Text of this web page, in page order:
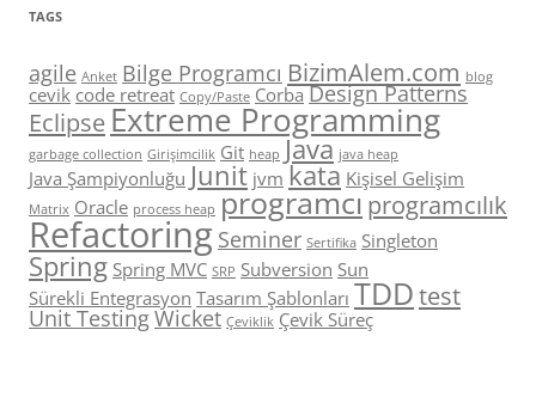
TAGS
agile Anket Bilge Programcı BizimAlem.com blog
cevik code retreat Copy/Paste Corba Design Patterns
Eclipse Extreme Programming
garbage collection Girişimcilik Git heap Java java heap
Java Şampiyonluğu Junit jvm kata Kişisel Gelişim
Matrix Oracle process heap programcı programcılık
Refactoring Seminer Sertifika Singleton
Spring Spring MVC SRP Subversion Sun
Sürekli Entegrasyon Tasarım Şablonları TDDtest
Unit TestingWicket Çeviklik Çevik Süreç